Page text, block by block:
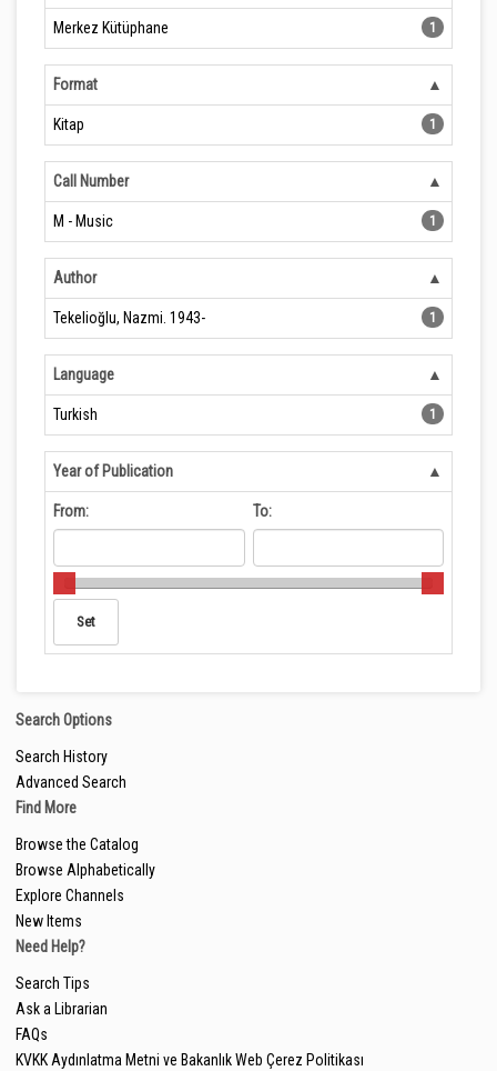
Merkez Kütüphane 1
Format
Kitap 1
Call Number
M - Music 1
Author
Tekelioğlu, Nazmi. 1943- 1
Language
Turkish 1
Year of Publication
From: To:
Search Options
Search History
Advanced Search
Find More
Browse the Catalog
Browse Alphabetically
Explore Channels
New Items
Need Help?
Search Tips
Ask a Librarian
FAQs
KVKK Aydınlatma Metni ve Bakanlık Web Çerez Politikası